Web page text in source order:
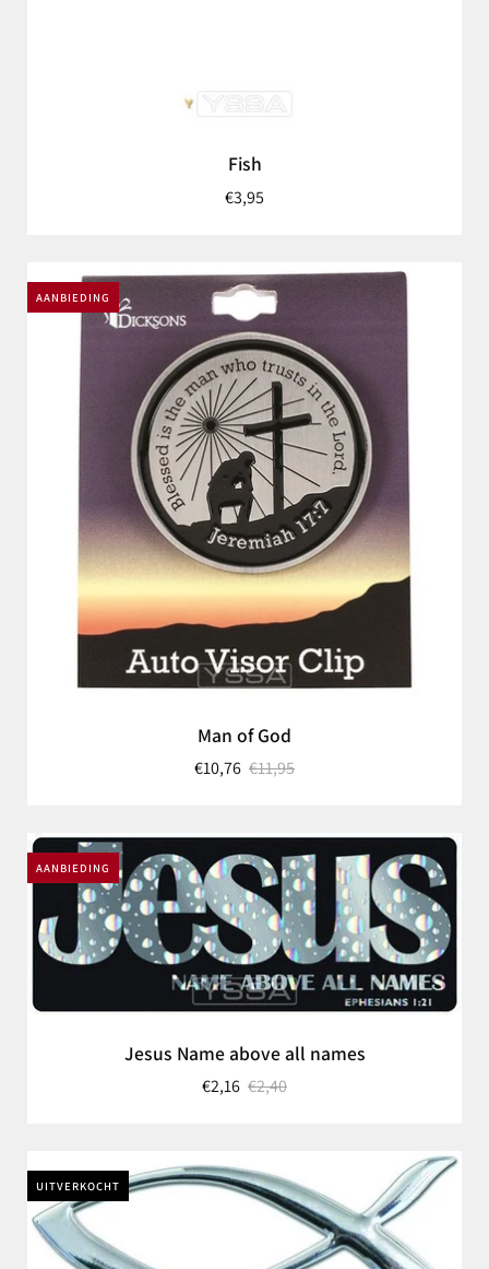
Fish
€3,95
AANBIEDING
Man of God
€10,76 €11,95
AANBIEDING
Jesus Name above all names
€2,16 €2,40
UITVERKOCHT